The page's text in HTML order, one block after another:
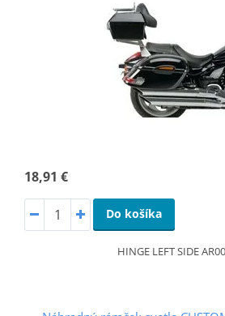
18,91 €
Do košíka
HINGE LEFT SIDE